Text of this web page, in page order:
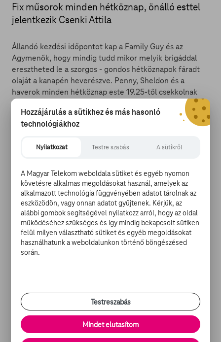
Fix műsorok minden hétköznap, önálló esttel
jelentkezik Csenki Attila
Állandó kezdési időpontot kap a Family Guy és az
Agymenők, hogy mindig tudd mikor melyik brigáddal
eresztheted le a szorgos - gondos hétköznapok fáradt
olaját a kanapén heverészve. Penny, Sheldon és a
haverok minden hétköznap este 19.25-től csekkolnak
be, míg Peter Griffin és kelekótya családtagjai 21.55-től
hirdetnek hadjáratot a mentális fáradtság ellen. Július
3-án pénteken 21.00-tól Csenki Attilával készülhetünk a
kaland Csenki apukával most debütál élesben a Comedy
Cartmenék júliusban se kegyelmeznek a
rekeszizmoknak
Ezek a srácok aztán tényleg nem angyalok! A Comedy
sztárvilág kapja meg a maga gombóc fagyiját egyenesen
South Parkból. Az Ó, Kanada és a Legnagyobb
sztáralázások című válogatások 23.25-kor élesednek a
képernyőn.
Hozzájárulás a sütikhez és más hasonló
technológiákhoz
Nyilatkozat Testre szabás A sütikről
A Magyar Telekom weboldala sütiket és egyéb nyomon
követésre alkalmas megoldásokat használ, amelyek az
alkalmazott technológia függvényében adatot tárolnak az
eszközödön, vagy onnan adatot gyűjtenek. Kérjük, az
alábbi gombok segítségével nyilatkozz arról, hogy az oldal
működéséhez szükséges és így mindig bekapcsolt sütiken
felül milyen választható sütiket és egyéb megoldásokat
használhatunk a weboldalunkon történő böngészésed
során.
Testreszabás
Mindet elutasítom